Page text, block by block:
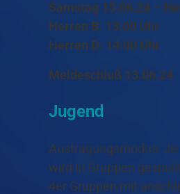
Samstag 15.06.24 –
Herren B: 13:00 Uhr
Herren D: 14:00 Uhr
Meldeschluß 13.06.24
Jugend
Austragungsmodus: Je
wird in Gruppen
4er Gruppen mit